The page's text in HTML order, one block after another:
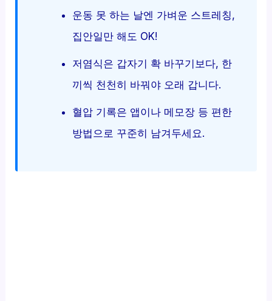
운동 못 하는 날엔 가벼운 스트레칭,
집안일만 해도 OK!
저염식은 갑자기 확 바꾸기보다, 한
끼씩 천천히 바꿔야 오래 갑니다.
혈압 기록은 앱이나 메모장 등 편한
방법으로 꾸준히 남겨두세요.